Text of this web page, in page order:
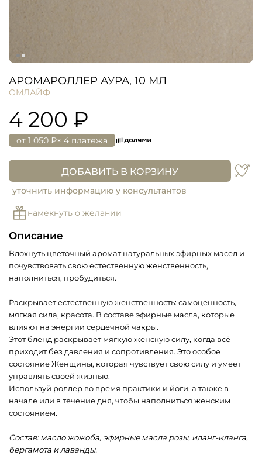
АРОМАРОЛЛЕР АУРА, 10 МЛ
ОМЛАЙФ
4 200 ₽
от 1 050 ₽× 4 платежа
ДОБАВИТЬ В КОРЗИНУ
уточнить информацию у консультантов
намекнуть о желании
Описание
Вдохнуть цветочный аромат натуральных эфирных масел и
почувствовать свою естественную женственность,
наполниться, пробудиться.
Раскрывает естественную женственность: самоценность,
мягкая сила, красота. В составе эфирные масла, которые
влияют на энергии сердечной чакры.
Этот бленд раскрывает мягкую женскую силу, когда всё
приходит без давления и сопротивления. Это особое
состояние Женщины, которая чувствует свою силу и умеет
управлять своей жизнью.
Используй роллер во время практики и йоги, а также в
начале или в течение дня, чтобы наполниться женским
состоянием.
Состав: масло жожоба, эфирные масла розы, иланг-иланга,
бергамота и лаванды.